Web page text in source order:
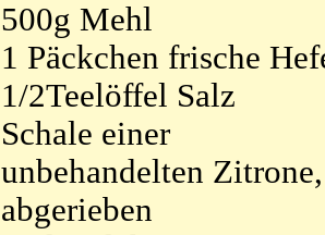
500g Mehl
1 Päckchen frische
1/2Teelöffel Salz
Schale einer
unbehandelten Zitrone,
abgerieben